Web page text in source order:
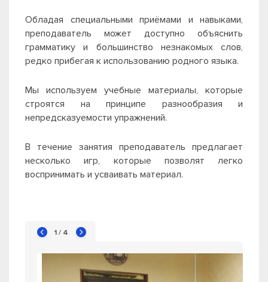
Обладая специальными приёмами и навыками,
преподаватель может доступно объяснить
грамматику и большинство незнакомых слов,
редко прибегая к использованию родного языка.
Мы используем учебные материалы, которые
строятся на принципе разнообразия и
непредсказуемости упражнений.
В течение занятия преподаватель предлагает
несколько игр, которые позволят легко
воспринимать и усваивать материал.
1 / 4